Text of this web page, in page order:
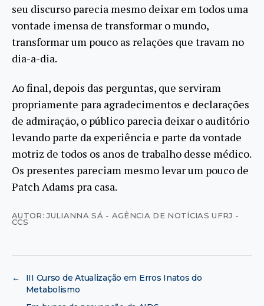
seu discurso parecia mesmo deixar em todos uma
vontade imensa de transformar o mundo,
transformar um pouco as relações que travam no
dia-a-dia.
Ao final, depois das perguntas, que serviram
propriamente para agradecimentos e declarações
de admiração, o público parecia deixar o auditório
levando parte da experiência e parte da vontade
motriz de todos os anos de trabalho desse médico.
Os presentes pareciam mesmo levar um pouco de
Patch Adams pra casa.
AUTOR: JULIANNA SÁ - AGÊNCIA DE NOTÍCIAS UFRJ -
CCS
←
III Curso de Atualização em Erros Inatos do
Metabolismo